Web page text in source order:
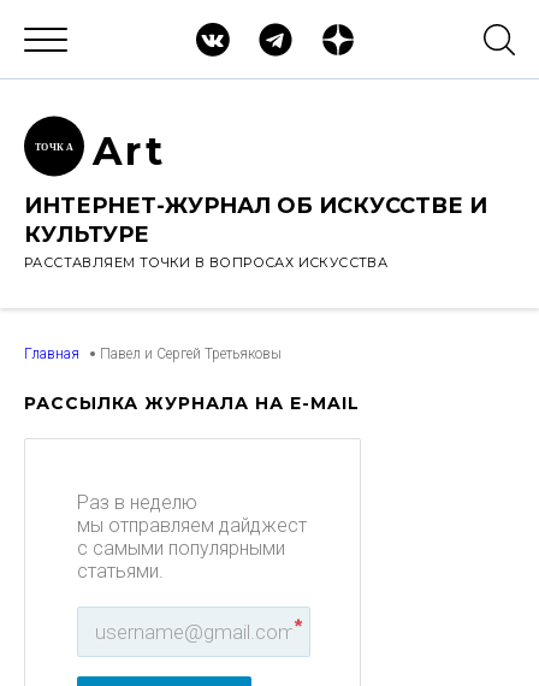
ТОЧК А Art
ИНТЕРНЕТ-ЖУРНАЛ ОБ ИСКУССТВЕ И
КУЛЬТУРЕ
РАССТАВЛЯЕМ ТОЧКИ В ВОПРОСАХ ИСКУССТВА
Главная Павел и Сергей Третьяковы
РАССЫЛКА ЖУРНАЛА НА E-MAIL
Раз в неделю
мы отправляем дайджест
с самыми популярными
статьями.
*